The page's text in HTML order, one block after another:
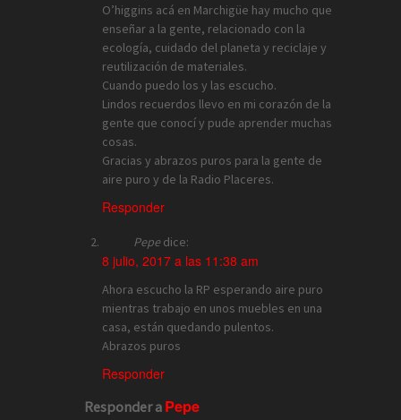
O’higgins acá en Marchigüe hay mucho que
enseñar a la gente, relacionado con la
ecología, cuidado del planeta y reciclaje y
reutilización de materiales.
Cuando puedo los y las escucho.
Lindos recuerdos llevo en mi corazón de la
gente que conocí y pude aprender muchas
cosas.
Gracias y abrazos puros para la gente de
aire puro y de la Radio Placeres.
Responder
Pepe dice:
8 julio, 2017 a las 11:38 am
Ahora escucho la RP esperando aire puro
mientras trabajo en unos muebles en una
casa, están quedando pulentos.
Abrazos puros
Responder
Responder a Pepe